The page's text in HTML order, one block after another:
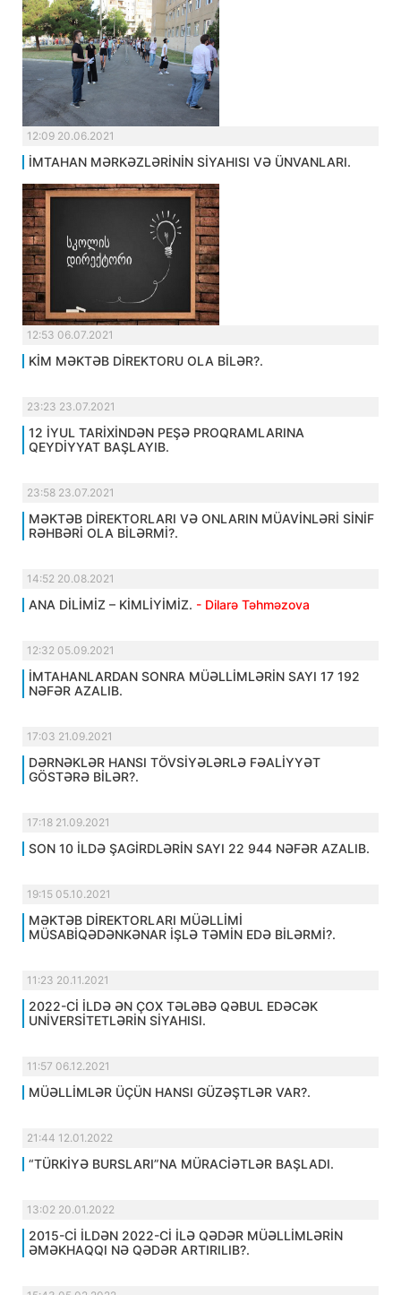
12:09 20.06.2021
İMTAHAN MƏRKƏZLƏRİNİN SİYAHISI VƏ ÜNVANLARI.
12:53 06.07.2021
KİM MƏKTƏB DİREKTORU OLA BİLƏR?.
23:23 23.07.2021
12 İYUL TARİXİNDƏN PEŞƏ PROQRAMLARINA
QEYDİYYAT BAŞLAYIB.
23:58 23.07.2021
MƏKTƏB DİREKTORLARI VƏ ONLARIN MÜAVİNLƏRİ SİNİF
RƏHBƏRİ OLA BİLƏRMİ?.
14:52 20.08.2021
ANA DİLİMİZ – KİMLİYİMİZ. - Dilarə Təhməzova
12:32 05.09.2021
İMTAHANLARDAN SONRA MÜƏLLİMLƏRİN SAYI 17 192
NƏFƏR AZALIB.
17:03 21.09.2021
DƏRNƏKLƏR HANSI TÖVSİYƏLƏRLƏ FƏALİYYƏT
GÖSTƏRƏ BİLƏR?.
17:18 21.09.2021
SON 10 İLDƏ ŞAGİRDLƏRİN SAYI 22 944 NƏFƏR AZALIB.
19:15 05.10.2021
MƏKTƏB DİREKTORLARI MÜƏLLİMİ
MÜSABİQƏDƏNKƏNAR İŞLƏ TƏMİN EDƏ BİLƏRMİ?.
11:23 20.11.2021
2022-Cİ İLDƏ ƏN ÇOX TƏLƏBƏ QƏBUL EDƏCƏK
UNİVERSİTETLƏRİN SİYAHISI.
11:57 06.12.2021
MÜƏLLİMLƏR ÜÇÜN HANSI GÜZƏŞTLƏR VAR?.
21:44 12.01.2022
“TÜRKİYƏ BURSLARI”NA MÜRACİƏTLƏR BAŞLADI.
13:02 20.01.2022
2015-Cİ İLDƏN 2022-Cİ İLƏ QƏDƏR MÜƏLLİMLƏRİN
ƏMƏKHAQQI NƏ QƏDƏR ARTIRILIB?.